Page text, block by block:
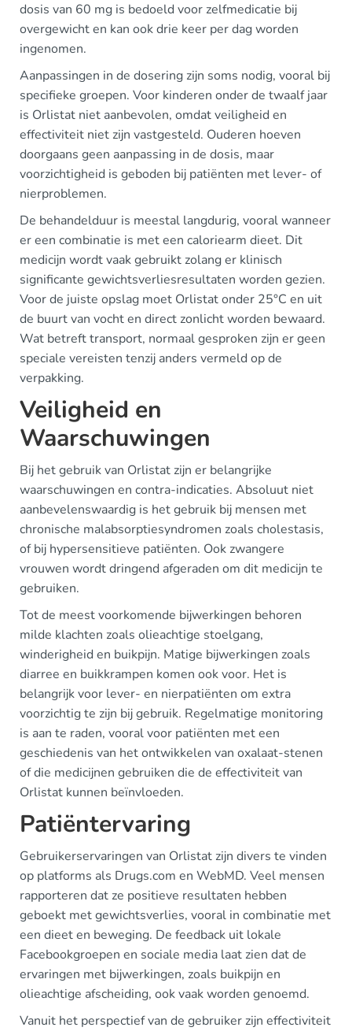
dosis van 60 mg is bedoeld voor zelfmedicatie bij
overgewicht en kan ook drie keer per dag worden
ingenomen.
Aanpassingen in de dosering zijn soms nodig, vooral bij
specifieke groepen. Voor kinderen onder de twaalf jaar
is Orlistat niet aanbevolen, omdat veiligheid en
effectiviteit niet zijn vastgesteld. Ouderen hoeven
doorgaans geen aanpassing in de dosis, maar
voorzichtigheid is geboden bij patiënten met lever- of
nierproblemen.
De behandelduur is meestal langdurig, vooral wanneer
er een combinatie is met een caloriearm dieet. Dit
medicijn wordt vaak gebruikt zolang er klinisch
significante gewichtsverliesresultaten worden gezien.
Voor de juiste opslag moet Orlistat onder 25°C en uit
de buurt van vocht en direct zonlicht worden bewaard.
Wat betreft transport, normaal gesproken zijn er geen
speciale vereisten tenzij anders vermeld op de
verpakking.
Veiligheid en
Waarschuwingen
Bij het gebruik van Orlistat zijn er belangrijke
waarschuwingen en contra-indicaties. Absoluut niet
aanbevelenswaardig is het gebruik bij mensen met
chronische malabsorptiesyndromen zoals cholestasis,
of bij hypersensitieve patiënten. Ook zwangere
vrouwen wordt dringend afgeraden om dit medicijn te
gebruiken.
Tot de meest voorkomende bijwerkingen behoren
milde klachten zoals olieachtige stoelgang,
winderigheid en buikpijn. Matige bijwerkingen zoals
diarree en buikkrampen komen ook voor. Het is
belangrijk voor lever- en nierpatiënten om extra
voorzichtig te zijn bij gebruik. Regelmatige monitoring
is aan te raden, vooral voor patiënten met een
geschiedenis van het ontwikkelen van oxalaat-stenen
of die medicijnen gebruiken die de effectiviteit van
Orlistat kunnen beïnvloeden.
Patiëntervaring
Gebruikerservaringen van Orlistat zijn divers te vinden
op platforms als Drugs.com en WebMD. Veel mensen
rapporteren dat ze positieve resultaten hebben
geboekt met gewichtsverlies, vooral in combinatie met
een dieet en beweging. De feedback uit lokale
Facebookgroepen en sociale media laat zien dat de
ervaringen met bijwerkingen, zoals buikpijn en
olieachtige afscheiding, ook vaak worden genoemd.
Vanuit het perspectief van de gebruiker zijn effectiviteit